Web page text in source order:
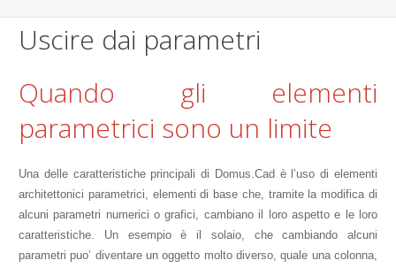
Uscire dai parametri
Quando gli elementi
parametrici sono un limite
Una delle caratteristiche principali di Domus.Cad è l’uso di elementi
architettonici parametrici, elementi di base che, tramite la modifica di
alcuni parametri numerici o grafici, cambiano il loro aspetto e le loro
caratteristiche. Un esempio è il solaio, che cambiando alcuni
parametri puo’ diventare un oggetto molto diverso, quale una colonna,